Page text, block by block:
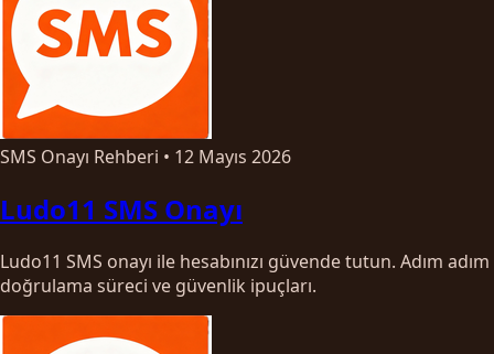
SMS Onayı Rehberi • 12 Mayıs 2026
Ludo11 SMS Onayı
Ludo11 SMS onayı ile hesabınızı güvende tutun. Adım adım
doğrulama süreci ve güvenlik ipuçları.